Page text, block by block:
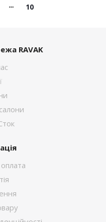
10
RAVAK